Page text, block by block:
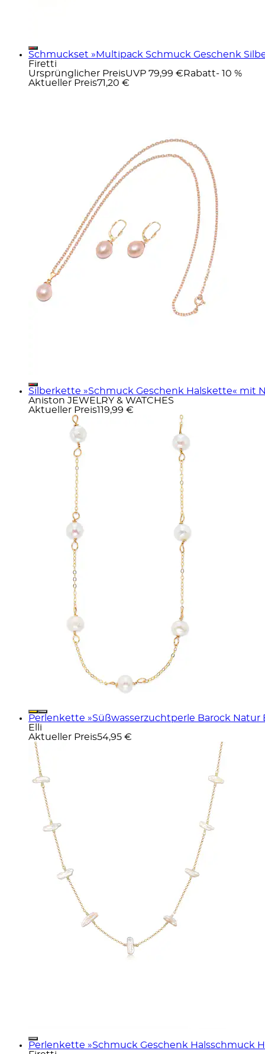
Schmuckset »Multipack Schmuck Geschenk
Firetti
Ursprünglicher PreisUVP 79,99 € Rabatt- 10 %
Aktueller Preis71,20 €
Silberkette »Schmuck Geschenk Halskette« mit
Aniston JEWELRY & WATCHES
Aktueller Preis119,99 €
Perlenkette »Süßwasserzuchtperle Barock Natur
Elli
Aktueller Preis54,95 €
Perlenkette »Schmuck Geschenk Halsschmuck